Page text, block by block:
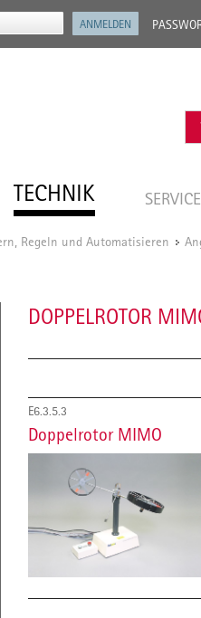
TECHNIK SERVICE
Regeln und Automatisieren /
DOPPELROTOR
E6.3.5.3
Doppelrotor MIMO